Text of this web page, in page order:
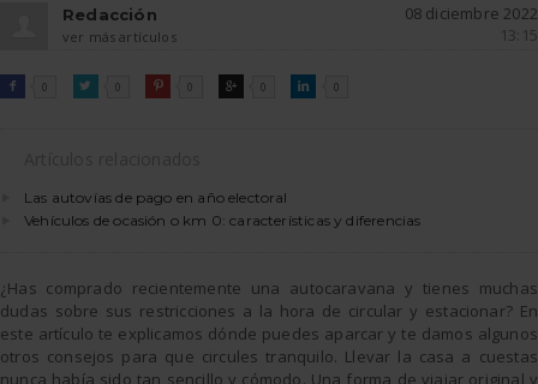
Redacción
ver más artículos
08 diciembre 2022
13:15

FACEBOOK
0 
TWITTER0 
PINTEREST
0 
GOOGLE0 
LINKEDIN
0
Las autovías de pago en año electoral
Vehículos de ocasión o km 0: características y diferencias
¿Has comprado recientemente una autocaravana y tienes muchas
dudas sobre sus restricciones a la hora de circular y estacionar? En
este artículo te explicamos dónde puedes aparcar y te damos algunos
otros consejos para que circules tranquilo. Llevar la casa a cuestas
nunca había sido tan sencillo y cómodo. Una forma de viajar original y